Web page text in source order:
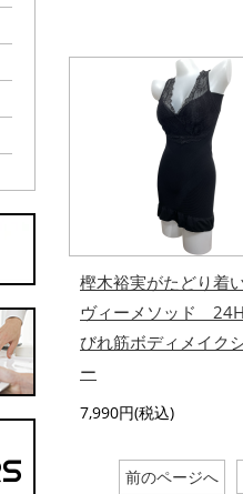
樫木裕実がたどり着
ヴィーメソッド
びれ筋ボディメイク
ー
7,990円(税込)
前のページへ